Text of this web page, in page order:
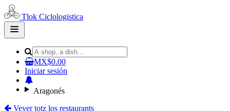
Tlok Ciclologistica
Open
main
MX$0.00
Iniciar sesión
Aragonés
Veyer totz los restaurants